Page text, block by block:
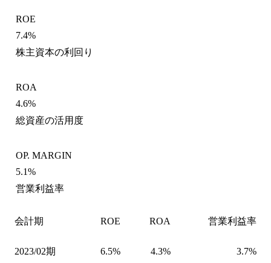
ROE
7.4%
株主資本の利回り
ROA
4.6%
総資産の活用度
OP. MARGIN
5.1%
営業利益率
会計期 ROE ROA 営業利益率
2023/02期 6.5% 4.3% 3.7%